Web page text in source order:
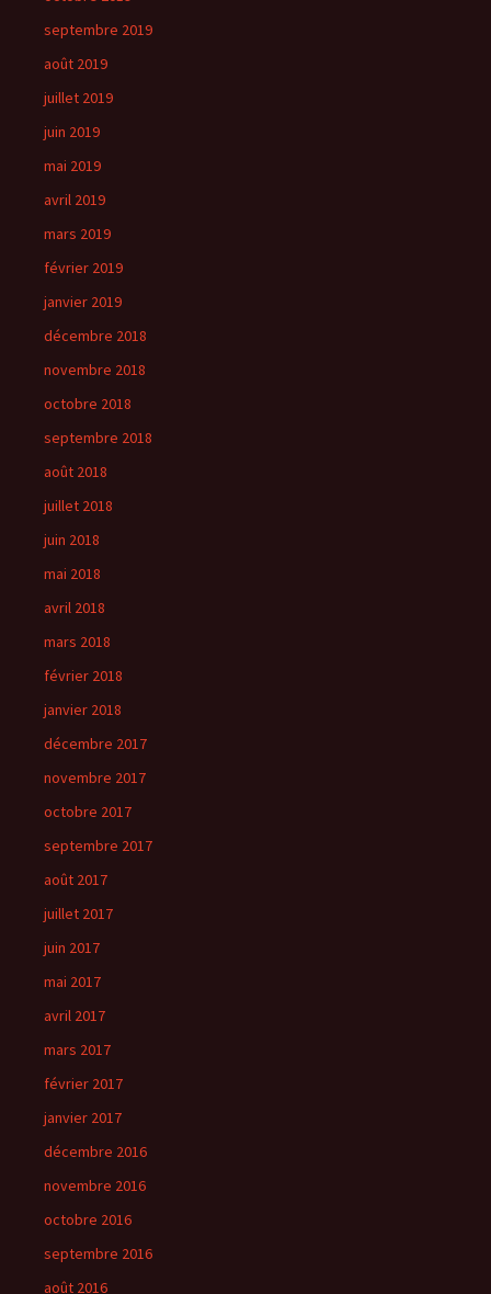
septembre 2019
août 2019
juillet 2019
juin 2019
mai 2019
avril 2019
mars 2019
février 2019
janvier 2019
décembre 2018
novembre 2018
octobre 2018
septembre 2018
août 2018
juillet 2018
juin 2018
mai 2018
avril 2018
mars 2018
février 2018
janvier 2018
décembre 2017
novembre 2017
octobre 2017
septembre 2017
août 2017
juillet 2017
juin 2017
mai 2017
avril 2017
mars 2017
février 2017
janvier 2017
décembre 2016
novembre 2016
octobre 2016
septembre 2016
août 2016